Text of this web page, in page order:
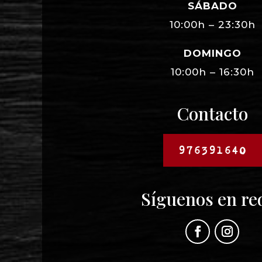
SÁBADO
10:00h – 23:30h
DOMINGO
10:00h – 16:30h
Contacto
976391640
Síguenos en